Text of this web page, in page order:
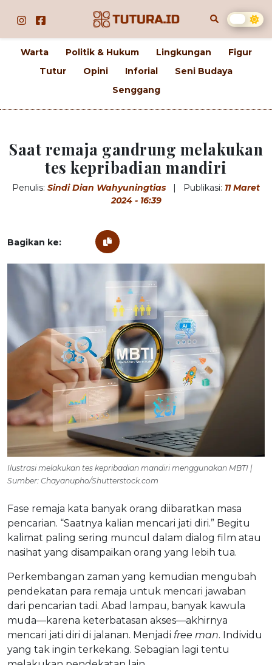
Warta Politik & Hukum Lingkungan
Figur
Tutur
Opini Inforial
Seni Budaya
Senggang
Saat remaja gandrung melakukan
tes kepribadian mandiri
Penulis: Sindi Dian Wahyuningtias | Publikasi: 11 Maret
2024 - 16:39
Bagikan ke:
Ilustrasi melakukan tes kepribadian mandiri menggunakan MBTI |
Sumber: Chayanupho/Shutterstock.com
Fase remaja kata banyak orang diibaratkan masa
pencarian. “Saatnya kalian mencari jati diri.” Begitu
kalimat paling sering muncul dalam dialog film atau
nasihat yang disampaikan orang yang lebih tua.
Perkembangan zaman yang kemudian mengubah
pendekatan para remaja untuk mencari jawaban
dari pencarian tadi. Abad lampau, banyak kawula
muda—karena keterbatasan akses—akhirnya
mencari jati diri di jalanan. Menjadi free man. Individu
yang tak ingin terkekang. Sebagian lagi tentu